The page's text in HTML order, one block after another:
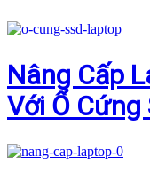
Nâng Cấp
Với Ổ Cứng